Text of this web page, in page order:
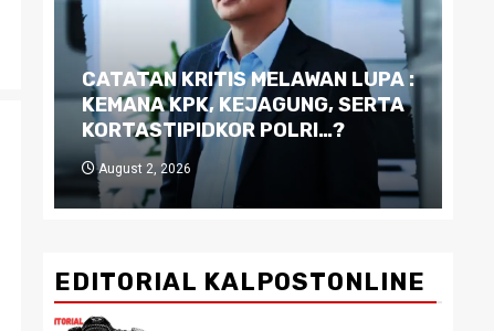
CATATAN KRITIS MELAWAN LUPA :
KEMANA KPK, KEJAGUNG, SERTA
KORTASTIPIDKOR POLRI…?
August 2, 2026
EDITORIAL KALPOSTONLINE